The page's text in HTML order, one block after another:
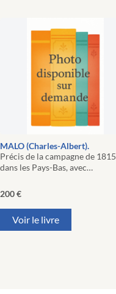
MALO (Charles-Albert).
Précis de la campagne de 1815
dans les Pays-Bas, avec…
200€
Voir le livre